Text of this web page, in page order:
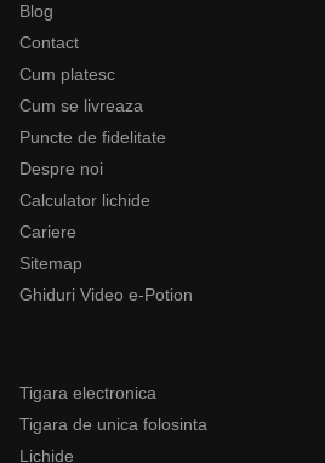
Blog
Contact
Cum platesc
Cum se livreaza
Puncte de fidelitate
Despre noi
Calculator lichide
Cariere
Sitemap
Ghiduri Video e-Potion
Tigara electronica
Tigara de unica folosinta
Lichide